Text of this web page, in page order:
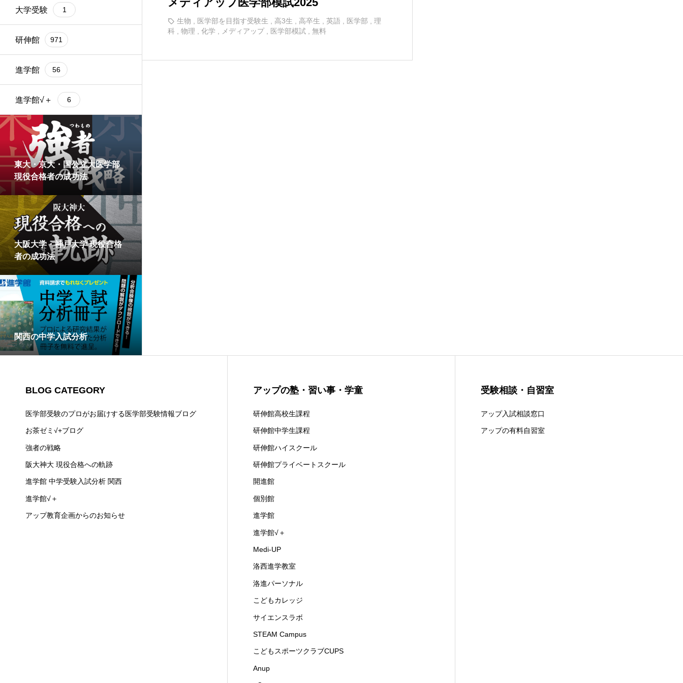
大学受験 1
研伸館 971
進学館 56
進学館√＋ 6
東大・京大・国公立大医学部
現役合格者の成功法
大阪大学・神戸大学 現役合格
者の成功法
関西の中学入試分析
生物 , 医学部を目指す受験生 , 高3生 , 高卒生 , 英語 , 医学部 , 理
科 , 物理 , 化学 , メディアップ , 医学部模試 , 無料
BLOG CATEGORY
医学部受験のプロがお届けする医学部受験情報ブログ
お茶ゼミ√+ブログ
強者の戦略
阪大神大 現役合格への軌跡
進学館 中学受験入試分析 関西
進学館√＋
アップ教育企画からのお知らせ
アップの塾・習い事・学童
研伸館高校生課程
研伸館中学生課程
研伸館ハイスクール
研伸館プライベートスクール
開進館
個別館
進学館
進学館√＋
Medi-UP
洛西進学教室
洛進パーソナル
こどもカレッジ
サイエンスラボ
STEAM Campus
こどもスポーツクラブCUPS
Anup
受験相談・自習室
アップ入試相談窓口
アップの有料自習室